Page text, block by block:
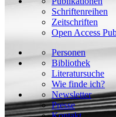
Schriftenreihen
Zeitschriften
Open Access
Personen
Bibliothek
Literatursuche
Wie finde ich?
Newsletter
Presse